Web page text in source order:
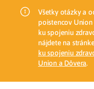
Všetky otázky a
poistencov
ku spojeniu
nájdete na
ku spojeniu
Union a Dôvera.